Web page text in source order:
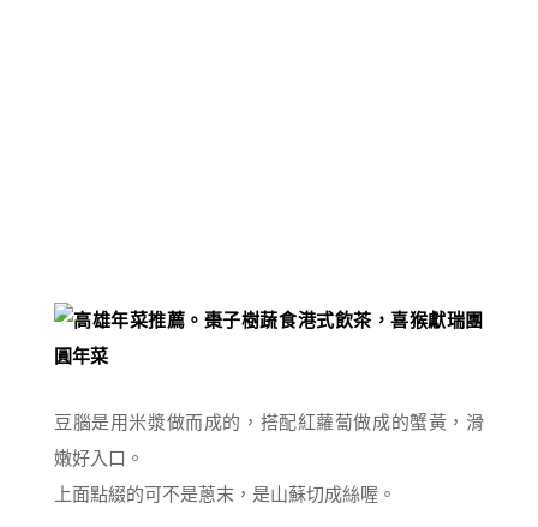
豆腦是用米漿做而成的，搭配紅蘿蔔做成的蟹黃，滑
嫩好入口。
上面點綴的可不是蔥末，是山蘇切成絲喔。